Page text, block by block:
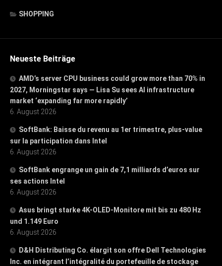
SHOPPING
Neueste Beiträge
AMD’s server CPU business could grow more than 70% in
2027, Morningstar says — Lisa Su sees AI infrastructure
market ‘expanding far more rapidly’
6. August 2026
SoftBank: Baisse du revenu au 1er trimestre, plus-value
sur la participation dans Intel
6. August 2026
SoftBank engrange un gain de 7,1 milliards d’euros sur
ses actions Intel
6. August 2026
Asus bringt starke 4K-OLED-Monitore mit bis zu 480 Hz
und 1.149 Euro
6. August 2026
D&H Distributing Co. élargit son offre Dell Technologies
Inc. en intégrant l’intégralité du portefeuille de stockage